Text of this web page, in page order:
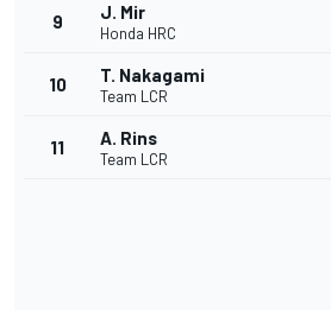
9 J. Mir
Honda HRC
10 T. Nakagami
Team LCR
11 A. Rins
Team LCR